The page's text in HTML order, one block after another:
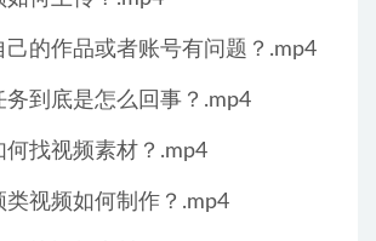
己的作品或者账号有问题？.mp4
务到底是怎么回事？.mp4
何找视频素材？.mp4
类视频如何制作？.mp4